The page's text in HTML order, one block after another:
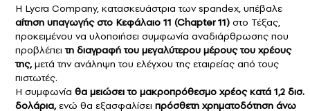
Η Lycra Company, κατασκευάστρια των spandex, υπέβαλε
αίτηση υπαγωγής στο Κεφάλαιο 11 (Chapter 11) στο Τέξας,
προκειμένου να υλοποιήσει συμφωνία αναδιάρθρωσης που
προβλέπει τη διαγραφή του μεγαλύτερου μέρους του χρέους
της,μετά την ανάληψη του ελέγχου της εταιρείας από τους
πιστωτές.
Η συμφωνία θα μειώσει το μακροπρόθεσμο χρέος κατά 1,2 δισ.
δολάρια,ενώ θα εξασφαλίσει πρόσθετη χρηματοδότηση άνω